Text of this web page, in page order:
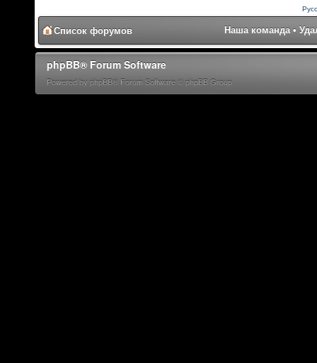
Список форумов Наша команда •
phpBB® Forum Software
Powered by phpBB® Forum Software © phpBB Group